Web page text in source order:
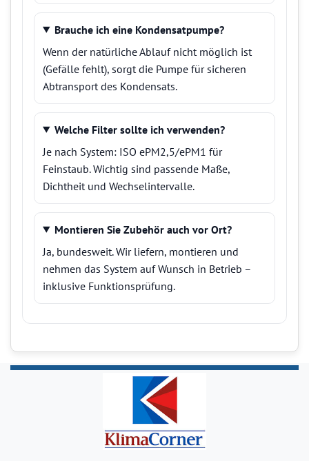
Brauche ich eine Kondensatpumpe?
Wenn der natürliche Ablauf nicht möglich ist
(Gefälle fehlt), sorgt die Pumpe für sicheren
Abtransport des Kondensats.
Welche Filter sollte ich verwenden?
Je nach System: ISO ePM2,5/ePM1 für
Feinstaub. Wichtig sind passende Maße,
Dichtheit und Wechselintervalle.
Montieren Sie Zubehör auch vor Ort?
Ja, bundesweit. Wir liefern, montieren und
nehmen das System auf Wunsch in Betrieb –
inklusive Funktionsprüfung.